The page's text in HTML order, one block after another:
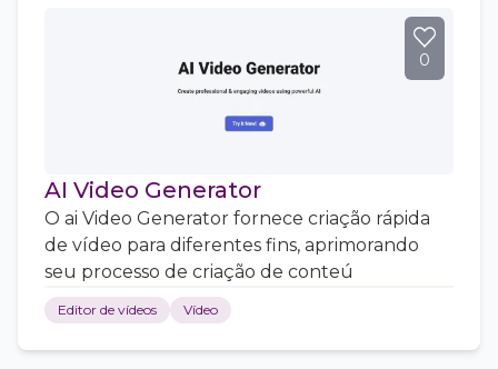
0
AI Video Generator
O ai Video Generator fornece criação rápida
de vídeo para diferentes fins, aprimorando
seu processo de criação de conteú
Editor de vídeos Vídeo